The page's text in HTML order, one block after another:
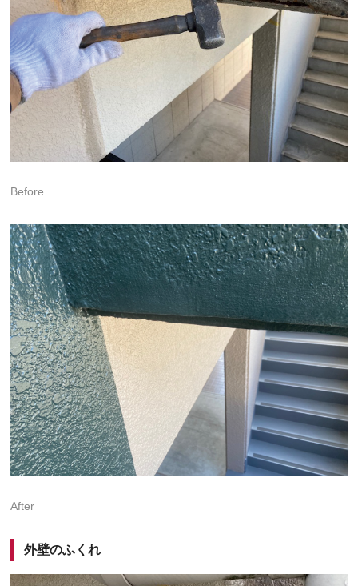
Before
After
外壁のふくれ